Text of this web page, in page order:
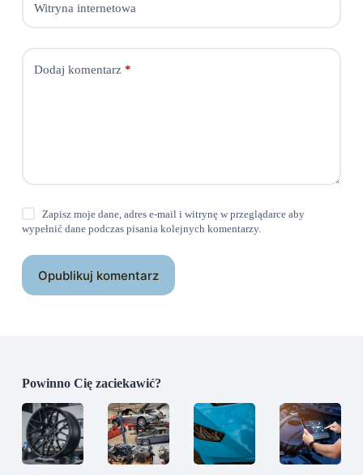
Witryna internetowa
Dodaj komentarz*
Zapisz moje dane, adres e-mail i witrynę w przeglądarce aby
wypełnić dane podczas pisania kolejnych komentarzy.
Opublikuj komentarz
Powinno Cię zaciekawić?